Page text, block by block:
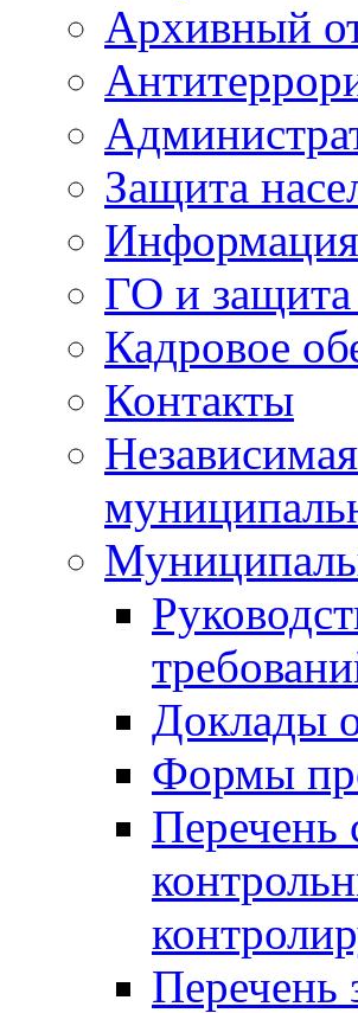
Архивный
Защита
Информация
ГО и защита
Кадровое
Контакты
Доклады
Формы
Перечень
Перечень